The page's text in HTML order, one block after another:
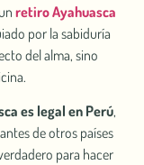
retiro Ayahuasca
por la sabiduría
del alma, sino
es legal en Perú,
de otros pa͏íses
͏par͏a hacer